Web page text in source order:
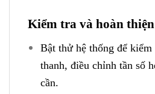
Kiểm tra và hoàn thiện
Bật thử hệ thống để
thanh, điều chỉnh tần số
cần.